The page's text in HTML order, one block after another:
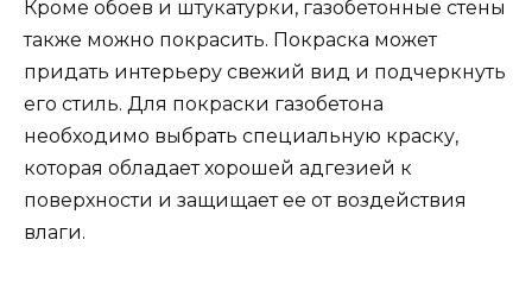
Кроме обоев и штукатурки, газобетонные стены
также можно покрасить. Покраска может
придать интерьеру свежий вид и подчеркнуть
его стиль. Для покраски газобетона
необходимо выбрать специальную краску,
которая обладает хорошей адгезией к
поверхности и защищает ее от воздействия
влаги.